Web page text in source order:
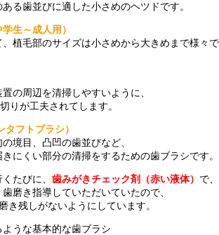
る歯並びに適した小さめのヘツドです。
生～成人用）
植毛部のサイズは小さめから大きめまで様々で
の周辺を清掃しやすいように、
りが工夫されてします。
フトブラシ）
境目、凸凹の歯並びなど、
にくい部分の清掃をするための歯ブラシです。
たびに、 歯みがきチェック剤（赤い液体） で、
磨き指導していただいていたので、
き残しがないようにしています。
うな基本的な歯ブラシ